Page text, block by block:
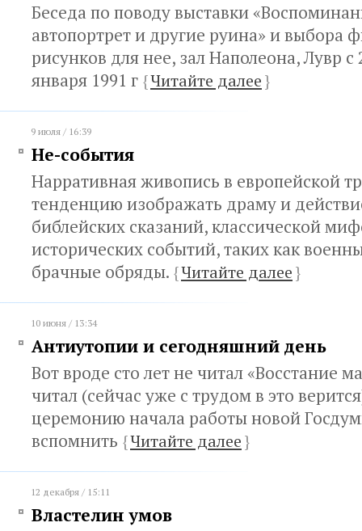
Беседа по поводу выставки
автопортрет и другие руина» и выбора
рисунков для нее, зал Наполеона, Лувр с
января 1991 г {Читайте далее}
9 июля / 16:39
Не-события
Нарративная живопись в европейской
тенденцию изображать драму и
библейских сказаний, классической
исторических событий, таких как
брачные обряды. {Читайте далее}
10 июня / 13:34
Антиутопии и сегодняшний день
Вот вроде сто лет не читал «Восстание
читал (сейчас уже с трудом в это
церемонию начала работы новой
вспомнить {Читайте далее}
12 декабря / 15:11
Властелин умов